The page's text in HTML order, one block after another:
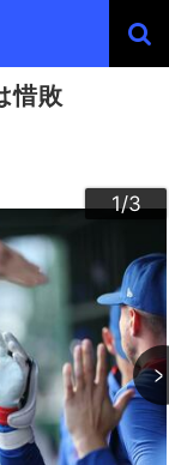
惜敗
1/3
2/3
3/3